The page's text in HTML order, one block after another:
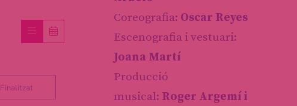
Coreografia: Oscar Reyes
Escenografia i vestuari:
Joana Martí
Producció
musical: Roger Argemí i
Finalitzat